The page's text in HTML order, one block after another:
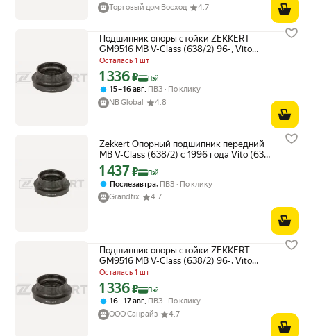
Торговый дом Восход
4.7
Подшипник опоры стойки ZEKKERT
GM9516 MB V-Class (638/2) 96-, Vito
(638) 96-
Осталась 1 шт
Цена с картой Яндекс Пэй 1336 ₽ вместо
1 336₽ Пэй
15 – 16 авг ПВЗ
По клику
NB Global
4.8
Zekkert Опорный подшипник передний
MB V-Class (638/2) с 1996 года Vito (638)
с 1996 года
Цена с картой Яндекс Пэй 1437 ₽ вместо
1 437₽ Пэй
Послезавтра, ПВЗ
По клику
Grandfix
4.7
Подшипник опоры стойки ZEKKERT
GM9516 MB V-Class (638/2) 96-, Vito
(638) 96-
Осталась 1 шт
Цена с картой Яндекс Пэй 1336 ₽ вместо
1 336₽ Пэй
16 – 17 авг, ПВЗ
По клику
ООО Санрайз
4.7